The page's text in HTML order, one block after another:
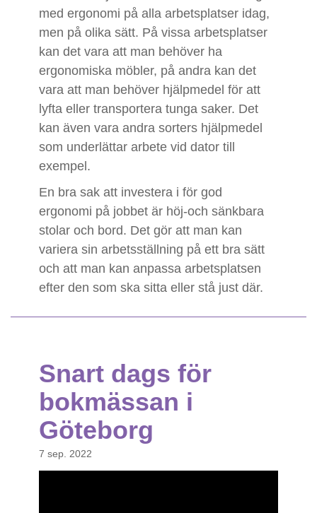
med ergonomi på alla arbetsplatser idag,
men på olika sätt. På vissa arbetsplatser
kan det vara att man behöver ha
ergonomiska möbler, på andra kan det
vara att man behöver hjälpmedel för att
lyfta eller transportera tunga saker. Det
kan även vara andra sorters hjälpmedel
som underlättar arbete vid dator till
exempel.
En bra sak att investera i för god
ergonomi på jobbet är höj-och sänkbara
stolar och bord. Det gör att man kan
variera sin arbetsställning på ett bra sätt
och att man kan anpassa arbetsplatsen
efter den som ska sitta eller stå just där.
Snart dags för
bokmässan i
Göteborg
7 sep. 2022